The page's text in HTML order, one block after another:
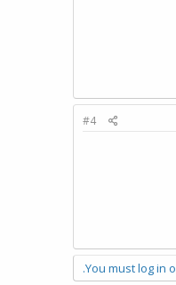
#4
You must log in